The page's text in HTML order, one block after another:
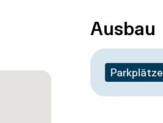
Ausbau
Parkplätze